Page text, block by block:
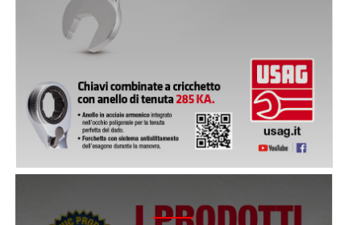
2021 - ICONIC PRODUCT